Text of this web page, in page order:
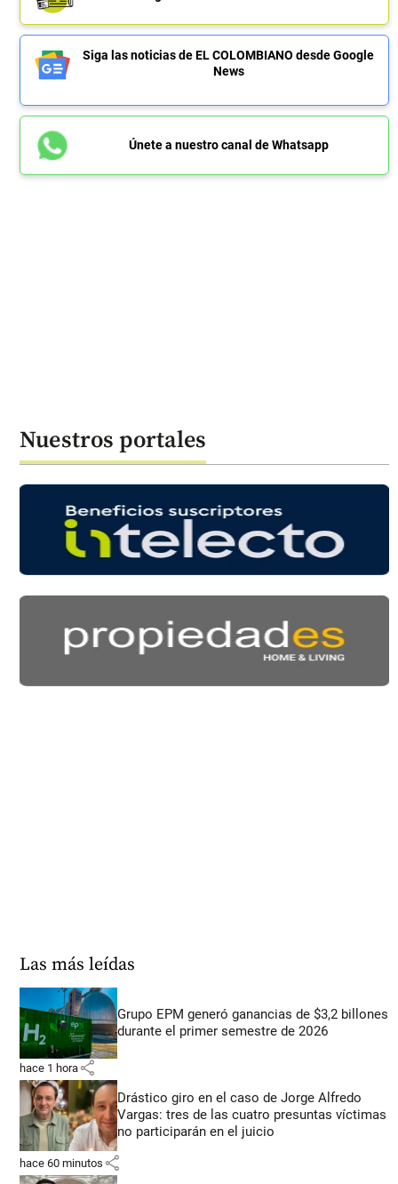
Siga las noticias de EL COLOMBIANO desde Google
News
Únete a nuestro canal de Whatsapp
Nuestros portales
Las más leídas
Grupo EPM generó ganancias de $3,2 billones
durante el primer semestre de 2026
hace 1 hora share
Drástico giro en el caso de Jorge Alfredo
Vargas: tres de las cuatro presuntas víctimas
no participarán en el juicio
hace 60 minutos share